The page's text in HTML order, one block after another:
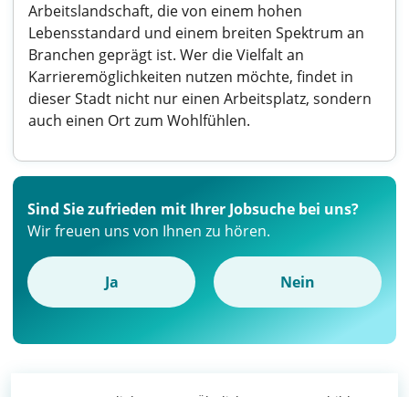
Arbeitslandschaft, die von einem hohen
Lebensstandard und einem breiten Spektrum an
Branchen geprägt ist. Wer die Vielfalt an
Karrieremöglichkeiten nutzen möchte, findet in
dieser Stadt nicht nur einen Arbeitsplatz, sondern
auch einen Ort zum Wohlfühlen.
Sind Sie zufrieden mit Ihrer Jobsuche bei uns?
Wir freuen uns von Ihnen zu hören.
Ja Nein